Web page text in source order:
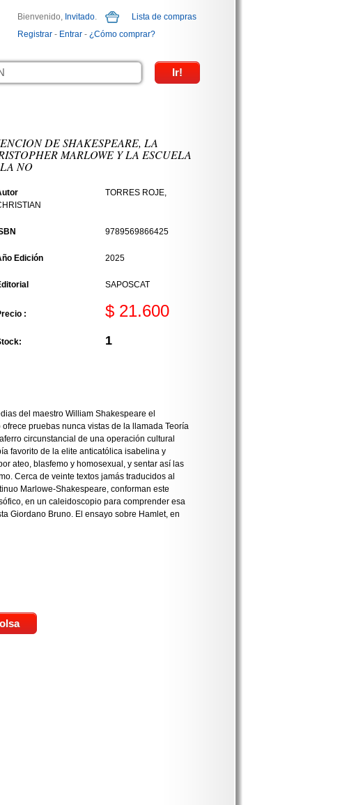
Bienvenido, Invitado.
Lista de compras
Registrar - Entrar - ¿Cómo comprar?
DE SHAKESPEARE, LA
MARLOWE Y LA ESCUELA
NO
TORRES ROJE,
9789569866425
Edición 2025
SAPOSCAT
: $ 21.600
1
del maestro William Shakespeare el
pruebas nunca vistas de la llamada Teoría
circunstancial de una operación cultural
favorito de la elite anticatólica isabelina y
ateo, blasfemo y homosexual, y sentar así las
Cerca de veinte textos jamás traducidos al
Marlowe-Shakespeare, conforman este
en un caleidoscopio para comprender esa
Giordano Bruno. El ensayo sobre Hamlet, en